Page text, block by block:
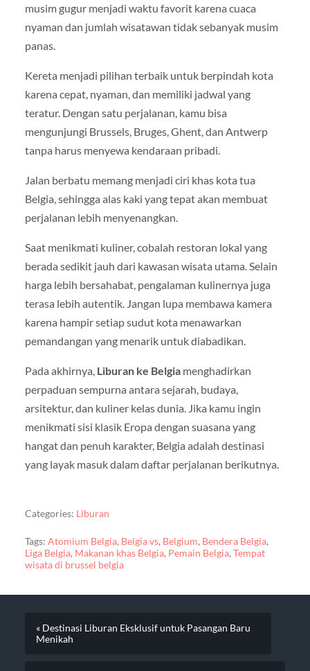
musim gugur menjadi waktu favorit karena cuaca
nyaman dan jumlah wisatawan tidak sebanyak musim
panas.
Kereta menjadi pilihan terbaik untuk berpindah kota
karena cepat, nyaman, dan memiliki jadwal yang
teratur. Dengan satu perjalanan, kamu bisa
mengunjungi Brussels, Bruges, Ghent, dan Antwerp
tanpa harus menyewa kendaraan pribadi.
Jalan berbatu memang menjadi ciri khas kota tua
Belgia, sehingga alas kaki yang tepat akan membuat
perjalanan lebih menyenangkan.
Saat menikmati kuliner, cobalah restoran lokal yang
berada sedikit jauh dari kawasan wisata utama. Selain
harga lebih bersahabat, pengalaman kulinernya juga
terasa lebih autentik. Jangan lupa membawa kamera
karena hampir setiap sudut kota menawarkan
pemandangan yang menarik untuk diabadikan.
Pada akhirnya, Liburan ke Belgiamenghadirkan
perpaduan sempurna antara sejarah, budaya,
arsitektur, dan kuliner kelas dunia. Jika kamu ingin
menikmati sisi klasik Eropa dengan suasana yang
hangat dan penuh karakter, Belgia adalah destinasi
yang layak masuk dalam daftar perjalanan berikutnya.
Categories: Liburan
Tags: Atomium Belgia, Belgia vs, Belgium, Bendera Belgia,
Liga Belgia, Makanan khas Belgia, Pemain Belgia, Tempat
wisata di brussel belgia
« Destinasi Liburan Eksklusif untuk Pasangan Baru
Menikah